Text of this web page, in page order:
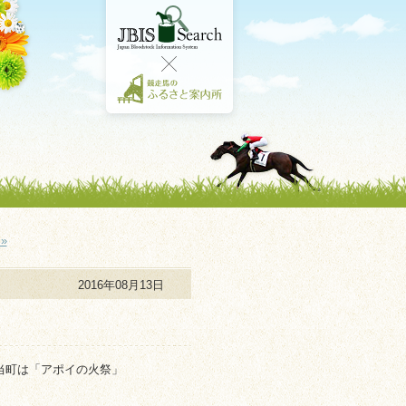
2016年08月13日
町は「アポイの火祭」